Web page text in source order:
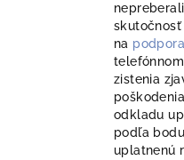
na
zistenia
odkladu
podľa
uplatnenú